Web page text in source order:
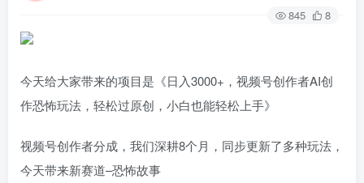
845 8
今天给大家带来的项目是《日入3000+，视频号创作者AI创
作恐怖玩法，轻松过原创，小白也能轻松上手》
视频号创作者分成，我们深耕8个月，同步更新了多种玩法，
今天带来新赛道–恐怖故事